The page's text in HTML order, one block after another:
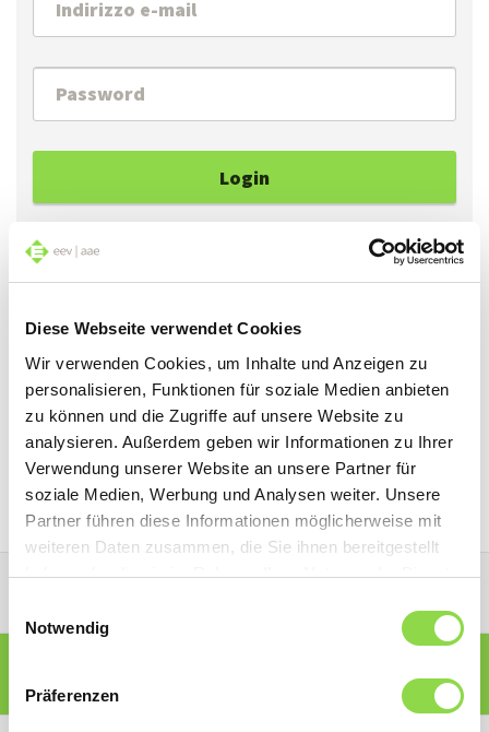
Diese Webseite verwendet Cookies
Wir verwenden Cookies, um Inhalte und Anzeigen zu
personalisieren, Funktionen für soziale Medien anbieten
zu können und die Zugriffe auf unsere Website zu
analysieren. Außerdem geben wir Informationen zu Ihrer
Verwendung unserer Website an unsere Partner für
soziale Medien, Werbung und Analysen weiter. Unsere
Partner führen diese Informationen möglicherweise mit
weiteren Daten zusammen, die Sie ihnen bereitgestellt
haben oder die sie im Rahmen Ihrer Nutzung der Dienste
Notwendig
Präferenzen
Login
Reimpostare la password
Se ha dimenticato la Sua password, può ottenerne
Se accede al sito per la prima volta, può generare
una password cliccando su «Reimpostare la
password».